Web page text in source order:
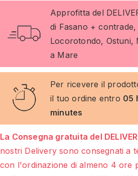
Approfitta del
di Fasano + contrade,
Locorotondo, Ostuni,
a Mare
Per ricevere il
il tuo ordine entro 05
minutes
La Consegna gratuita del
nostri Delivery sono consegnati a
con l'ordinazione di almeno 4 ore